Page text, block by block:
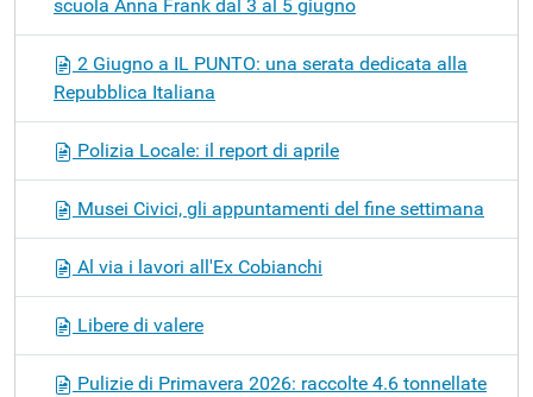
scuola Anna Frank dal 3 al 5 giugno
2 Giugno a IL PUNTO: una serata dedicata alla
Repubblica Italiana
Polizia Locale: il report di aprile
Musei Civici, gli appuntamenti del fine settimana
Al via i lavori all'Ex Cobianchi
Libere di valere
Pulizie di Primavera 2026: raccolte 4.6 tonnellate